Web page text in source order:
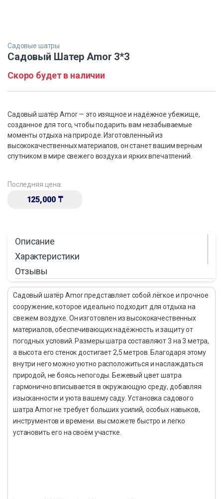
Садовые шатры
Садовый Шатер Amor 3*3
Скоро будет в наличии
Садовый шатёр Amor — это изящное и надёжное убежище,
созданное для того, чтобы подарить вам незабываемые
моменты отдыха на природе. Изготовленный из
высококачественных материалов, он станет вашим верным
спутником в мире свежего воздуха и ярких впечатлений.
Последняя цена:
125,000 ₸
Описание
Характеристики
Отзывы
Садовый шатёр Amor представляет собой лёгкое и прочное
сооружение, которое идеально подходит для отдыха на
свежем воздухе. Он изготовлен из высококачественных
материалов, обеспечивающих надёжность и защиту от
погодных условий. Размеры шатра составляют 3 на 3 метра,
а высота его стенок достигает 2,5 метров. Благодаря этому
внутри него можно уютно расположиться и наслаждаться
природой, не боясь непогоды. Бежевый цвет шатра
гармонично вписывается в окружающую среду, добавляя
изысканности и уюта вашему саду. Установка садового
шатра Amor не требует больших усилий, особых навыков,
инструментов и времени. вы сможете быстро и легко
установить его на своём участке.